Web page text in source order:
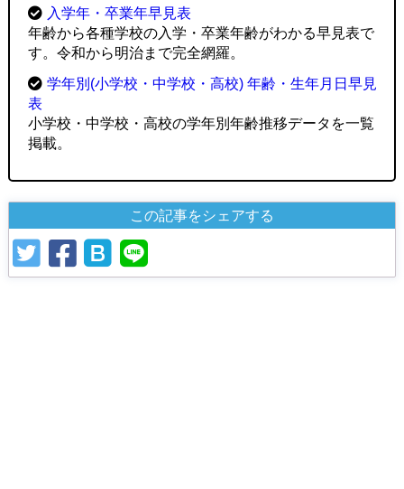
入学年・卒業年早見表
年齢から各種学校の入学・卒業年齢がわかる早見表で
す。令和から明治まで完全網羅。
学年別(小学校・中学校・高校) 年齢・生年月日早見
表
小学校・中学校・高校の学年別年齢推移データを一覧
掲載。
この記事をシェアする